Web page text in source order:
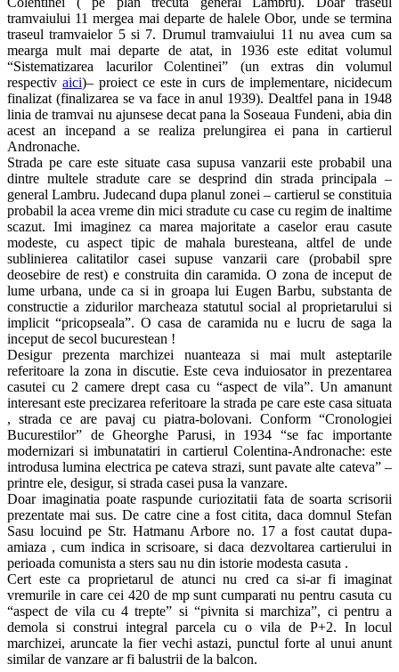
tramvaiului 11 mergea mai departe de halele Obor, unde se termina
traseul tramvaielor 5 si 7. Drumul tramvaiului 11 nu avea cum sa
mearga mult mai departe de atat, in 1936 este editat volumul
“Sistematizarea lacurilor Colentinei” (un extras din volumul
respectiv aici)– proiect ce este in curs de implementare, nicidecum
finalizat (finalizarea se va face in anul 1939). Dealtfel pana in 1948
linia de tramvai nu ajunsese decat pana la Soseaua Fundeni, abia din
acest an incepand a se realiza prelungirea ei pana in cartierul
Andronache.
Strada pe care este situate casa supusa vanzarii este probabil una
dintre multele stradute care se desprind din strada principala –
general Lambru. Judecand dupa planul zonei – cartierul se constituia
probabil la acea vreme din mici stradute cu case cu regim de inaltime
scazut. Imi imaginez ca marea majoritate a caselor erau casute
modeste, cu aspect tipic de mahala buresteana, altfel de unde
sublinierea calitatilor casei supuse vanzarii care (probabil spre
deosebire de rest) e construita din caramida. O zona de inceput de
lume urbana, unde ca si in groapa lui Eugen Barbu, substanta de
constructie a zidurilor marcheaza statutul social al proprietarului si
implicit “pricopseala”. O casa de caramida nu e lucru de saga la
inceput de secol bucurestean !
Desigur prezenta marchizei nuanteaza si mai mult asteptarile
referitoare la zona in discutie. Este ceva induiosator in prezentarea
casutei cu 2 camere drept casa cu “aspect de vila”. Un amanunt
interesant este precizarea referitoare la strada pe care este casa situata
, strada ce are pavaj cu piatra-bolovani. Conform “Cronologiei
Bucurestilor” de Gheorghe Parusi, in 1934 “se fac importante
modernizari si imbunatatiri in cartierul Colentina-Andronache: este
introdusa lumina electrica pe cateva strazi, sunt pavate alte cateva” –
printre ele, desigur, si strada casei pusa la vanzare.
Doar imaginatia poate raspunde curiozitatii fata de soarta scrisorii
prezentate mai sus. De catre cine a fost citita, daca domnul Stefan
Sasu locuind pe Str. Hatmanu Arbore no. 17 a fost cautat dupa-
amiaza , cum indica in scrisoare, si daca dezvoltarea cartierului in
perioada comunista a sters sau nu din istorie modesta casuta .
Cert este ca proprietarul de atunci nu cred ca si-ar fi imaginat
vremurile in care cei 420 de mp sunt cumparati nu pentru casuta cu
“aspect de vila cu 4 trepte” si “pivnita si marchiza”, ci pentru a
demola si construi integral parcela cu o vila de P+2. In locul
marchizei, aruncate la fier vechi astazi, punctul forte al unui anunt
similar de vanzare ar fi balustrii de la balcon.